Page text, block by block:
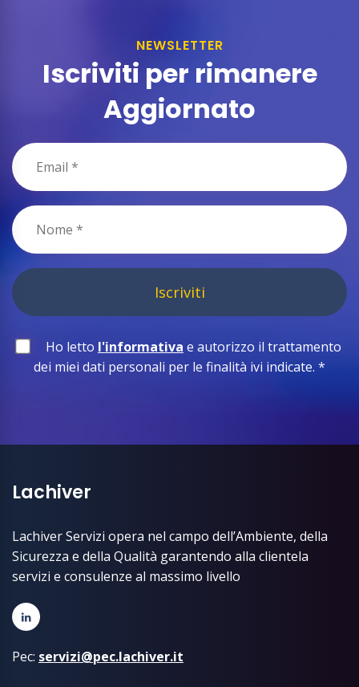
NEWSLETTER
Iscriviti per rimanere
Aggiornato
Iscriviti
Ho letto l'informativa e autorizzo il trattamento
dei miei dati personali per le finalità ivi indicate. *
Lachiver
Lachiver Servizi opera nel campo dell’Ambiente, della
Sicurezza e della Qualità garantendo alla clientela
servizi e consulenze al massimo livello
Pec: servizi@pec.lachiver.it